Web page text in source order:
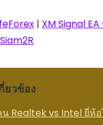
| XM Signal EA
Siam2R
ยวข้อง
Realtek vs Intel ยี่ห้อ